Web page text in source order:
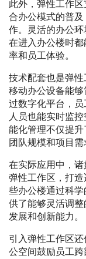
此外，弹性工作
合办公模式的普
作。灵活的办公
在进入办公楼时
率和员工体验。
技术配套也是弹
移动办公设备能
过数字化平台，
人员也能实时监
能化管理不仅提
团队规模和项目需
在实际应用中，
弹性工作区，打
些办公楼通过科
供了能够灵活调
发展和创新能力。
引入弹性工作区
公空间鼓励员工